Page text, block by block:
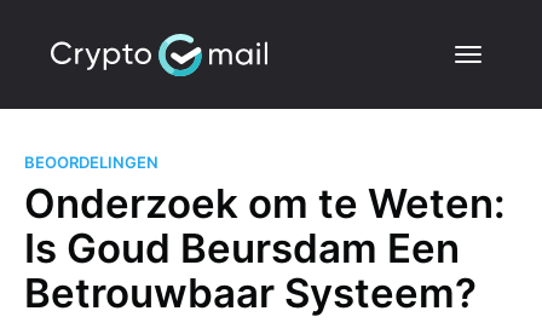
BEOORDELINGEN
Onderzoek om te Weten:
Is Goud Beursdam Een
Betrouwbaar Systeem?